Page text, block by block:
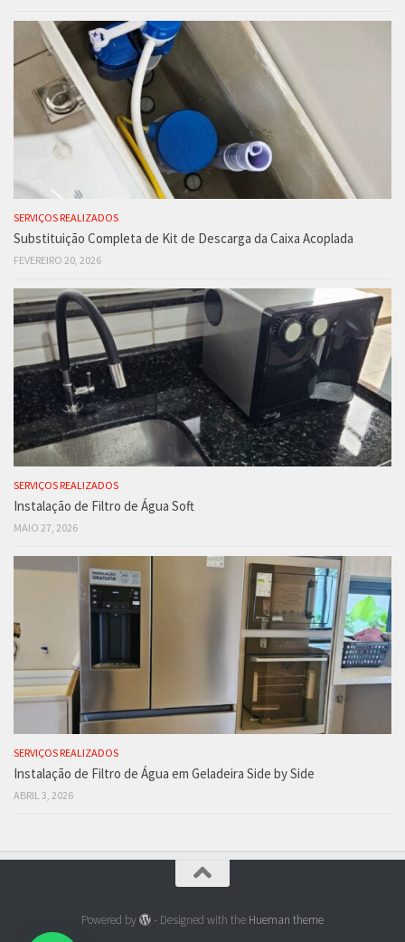
SERVIÇOS REALIZADOS
Substituição Completa de Kit de Descarga da Caixa Acoplada
FEVEREIRO 20, 2026
SERVIÇOS REALIZADOS
Instalação de Filtro de Água Soft
MAIO 27, 2026
SERVIÇOS REALIZADOS
Instalação de Filtro de Água em Geladeira Side by Side
ABRIL 3, 2026
Powered by - Designed with the Hueman theme